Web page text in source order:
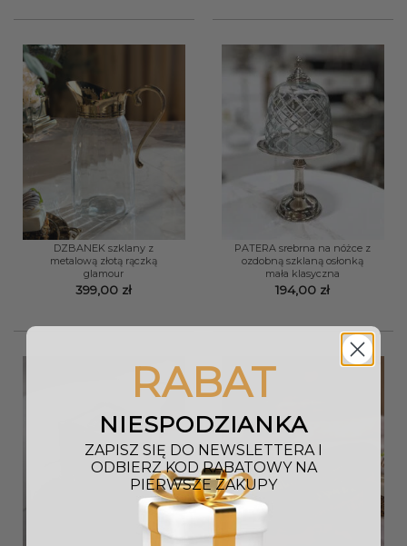
DZBANEK szklany z
metalową złotą rączką
glamour
399,00 zł
PATERA srebrna na nóżce z
ozdobną szklaną osłonką
mała klasyczna
194,00 zł
RABAT
NIESPODZIANKA
ZAPISZ SIĘ DO NEWSLETTERA I
ODBIERZ KOD RABATOWY NA
PIERWSZE ZAKUPY